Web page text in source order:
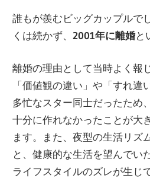
誰もが羨むビッグカップルで
くは続かず、2001年に離婚と
離婚の理由として当時よく報
「価値観の違い」や「すれ違
多忙なスター同士だったため
十分に作れなかったことが大
ます。また、夜型の生活リズ
と、健康的な生活を望んでい
ライフスタイルのズレが生じ